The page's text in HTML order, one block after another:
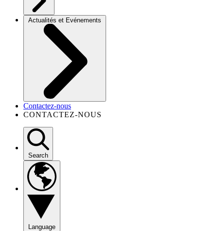
Actualités et Evénements
Contactez-nous
CONTACTEZ-NOUS
Search
Language